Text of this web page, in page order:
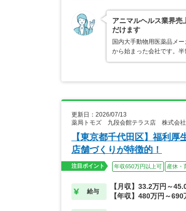
アニマルヘルス業界売
だけます
国内大手動物用医薬品メ
から始まった会社です。
更新日：2026/07/13
薬局トモズ 九段会館テラス店 株式会社
【東京都千代田区】福利
店舗づくりが特徴的！
注目ポイント 年収650万円以上可 産休・
給与
【月収】33.2万円～
【年収】480万円～